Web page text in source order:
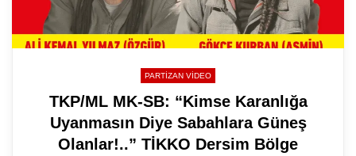
PARTIZAN VIDEO
TKP/ML MK-SB: “Kimse Karanlığa
Uyanmasın Diye Sabahlara Güneş
Olanlar!..” TİKKO Dersim Bölge